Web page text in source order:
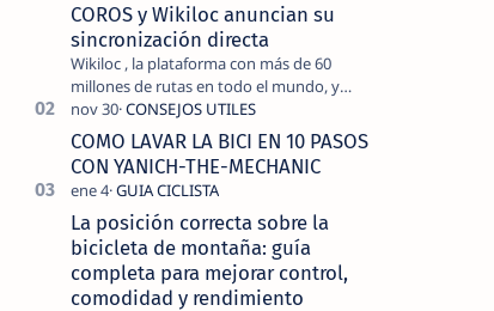
COROS y Wikiloc anuncian su
sincronización directa
Wikiloc , la plataforma con más de 60
millones de rutas en todo el mundo, y
COROS , marca de dispositivos GPS
reconocida mundialmente por su
tecnolo…
COMO LAVAR LA BICI EN 10 PASOS
CON YANICH-THE-MECHANIC
La posición correcta sobre la
bicicleta de montaña: guía
completa para mejorar control,
comodidad y rendimiento